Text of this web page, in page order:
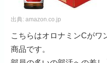
出典:amazon.co.jp
こちらはオロナミンCがワ
商品です。